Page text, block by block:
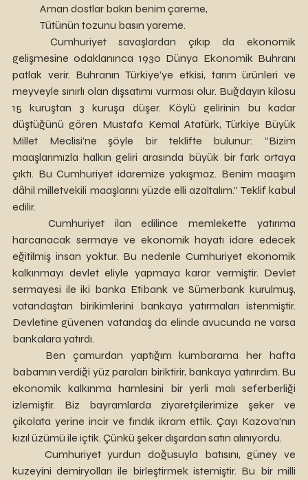
	Aman dostlar bakın benim çareme,
	Tütünün tozunu basın yareme.
gelişmesine odaklanınca 1930 Dünya Ekonomik Buhranı
patlak verir. Buhranın Türkiye’ye etkisi, tarım ürünleri ve
meyveyle sınırlı olan dışsatımı vurması olur. Buğdayın kilosu
15 kuruştan 3 kuruşa düşer. Köylü gelirinin bu kadar
düştüğünü gören Mustafa Kemal Atatürk, Türkiye Büyük
Millet Meclisi’ne şöyle bir teklifte bulunur: “Bizim
maaşlarımızla halkın geliri arasında büyük bir fark ortaya
çıktı. Bu Cumhuriyet idaremize yakışmaz. Benim maaşım
dâhil milletvekili maaşlarını yüzde elli azaltalım.” Teklif kabul
edilir.
harcanacak sermaye ve ekonomik hayatı idare edecek
eğitilmiş insan yoktur. Bu nedenle Cumhuriyet ekonomik
kalkınmayı devlet eliyle yapmaya karar vermiştir. Devlet
sermayesi ile iki banka Etibank ve Sümerbank kurulmuş,
vatandaştan birikimlerini bankaya yatırmaları istenmiştir.
Devletine güvenen vatandaş da elinde avucunda ne varsa
bankalara yatırdı.
babamın verdiği yüz paraları biriktirir, bankaya yatırırdım. Bu
ekonomik kalkınma hamlesini bir yerli malı seferberliği
izlemiştir. Biz bayramlarda ziyaretçilerimize şeker ve
çikolata yerine incir ve fındık ikram ettik. Çayı Kazova’nın
kızıl üzümü ile içtik. Çünkü şeker dışardan satın alınıyordu.
kuzeyini demiryolları ile birleştirmek istemiştir. Bu bir milli